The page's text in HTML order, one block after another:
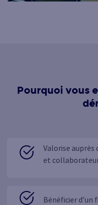
Pourquoi vous
Valorise auprès
et
Bénéficier